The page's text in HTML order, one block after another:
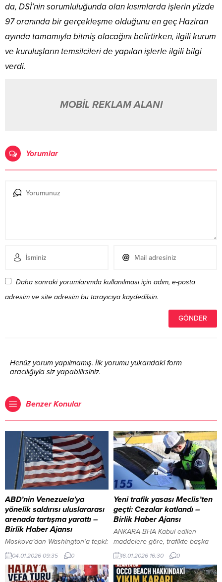
da, DSİ’nin sorumluluğunda olan kısımlarda işlerin yüzde
97 oranında bir gerçekleşme olduğunu en geç Haziran
ayında tamamıyla bitmiş olacağını belirtirken, ilgili kurum
ve kuruluşların temsilcileri de yapılan işlerle ilgili bilgi
verdi.
MOBİL REKLAM ALANI
Yorumlar
Daha sonraki yorumlarımda kullanılması için adım, e-posta
adresim ve site adresim bu tarayıcıya kaydedilsin.
Henüz yorum yapılmamış. İlk yorumu yukarıdaki form
aracılığıyla siz yapabilirsiniz.
Benzer Konular
ABD’nin Venezuela’ya
yönelik saldırısı uluslararası
arenada tartışma yarattı –
Birlik Haber Ajansı
Moskova’dan Washington’a tepki:
Venezuela’ya yönelik saldırı
kınandı İçeriği Görüntüle YAZI
ARASI REKLAM ALANI ANKARA –
04.01.2026 09:35 0
Yeni trafik yasası Meclis’ten
geçti: Cezalar katlandı –
Birlik Haber Ajansı
ANKARA-BHA Kabul edilen
maddelere göre, trafikte başka
bir aracı saldırı amacıyla ısrarla
takip eden veya bu amaçla
aracından inen sürücülere 180
16.01.2026 16:30 0